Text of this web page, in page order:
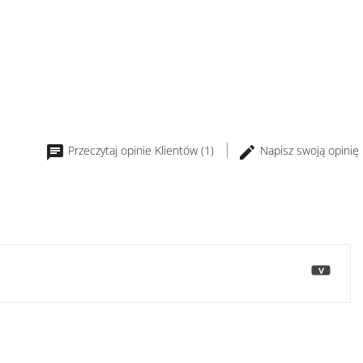
Przeczytaj opinie Klientów (1) Napisz swoją opinię
>